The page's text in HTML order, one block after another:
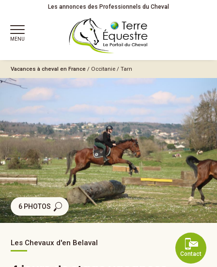
Les annonces des Professionnels du Cheval
MENU
Vacances à cheval en France / Occitanie /Tarn
6 PHOTOS
Contact
Les Chevaux d'en Belaval